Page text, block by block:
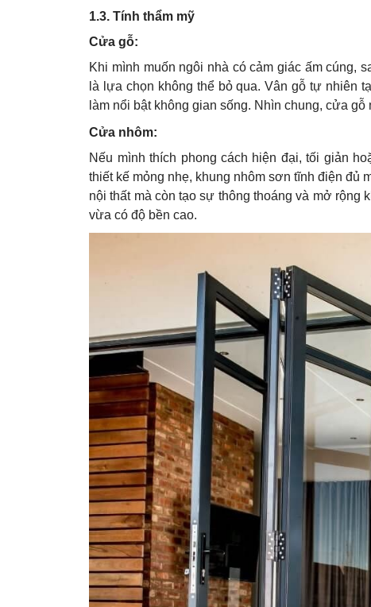
1.3. Tính thẩm mỹ
Cửa gỗ:
Khi mình muốn ngôi nhà có cảm giác ấm cúng,
là lựa chọn không thể bỏ qua. Vân gỗ tự nhiên
làm nổi bật không gian sống. Nhìn chung, cửa
Cửa nhôm:
Nếu mình thích phong cách hiện đại, tối giản
thiết kế mỏng nhẹ, khung nhôm sơn tĩnh điện đủ
nội thất mà còn tạo sự thông thoáng và mở rộng
vừa có độ bền cao.